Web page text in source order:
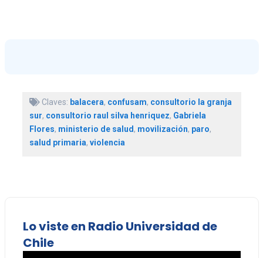
Claves: balacera, confusam, consultorio la granja
sur, consultorio raul silva henriquez, Gabriela
Flores, ministerio de salud, movilización, paro,
salud primaria, violencia
Lo viste en Radio Universidad de
Chile